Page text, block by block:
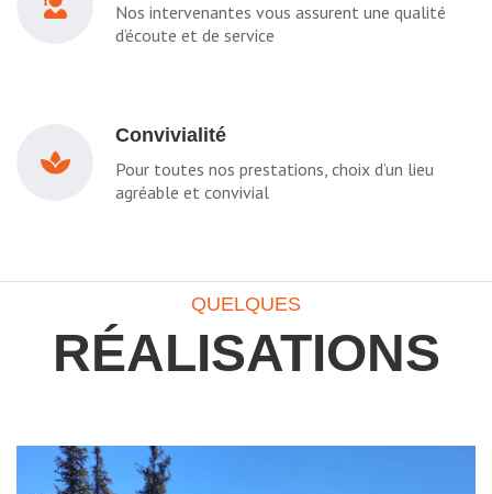
Nos intervenantes vous assurent une qualité
d’écoute et de service
Convivialité
Pour toutes nos prestations, choix d’un lieu
agréable et convivial
QUELQUES
RÉALISATIONS